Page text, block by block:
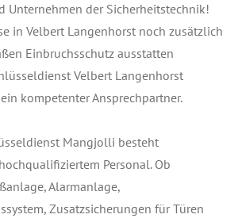
Unternehmen der Sicherheitstechnik!
in Velbert Langenhorst noch zusätzlich
Einbruchsschutz ausstatten
Velbert Langenhorst
kompetenter Ansprechpartner.
Mangjolli besteht
Personal. Ob
Alarmanlage,
Zusatzsicherungen für Türen